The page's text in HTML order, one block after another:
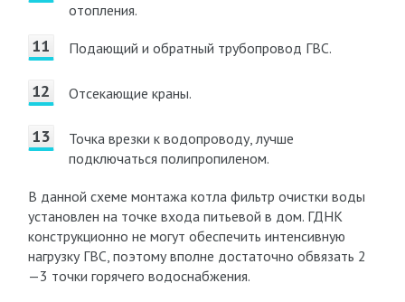
отопления.
Подающий и обратный трубопровод ГВС.
Отсекающие краны.
Точка врезки к водопроводу, лучше
подключаться полипропиленом.
В данной схеме монтажа котла фильтр очистки воды
установлен на точке входа питьевой в дом. ГДНК
конструкционно не могут обеспечить интенсивную
нагрузку ГВС, поэтому вполне достаточно обвязать 2
—3 точки горячего водоснабжения.